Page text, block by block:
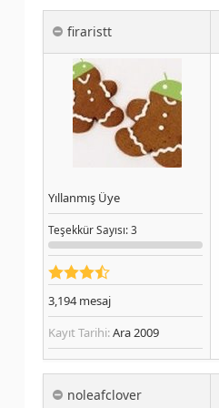
firaristt
Yıllanmış Üye
TeşekkürSayısı: 3
3,194mesaj
Kayıt Tarihi:Ara 2009
noleafclover